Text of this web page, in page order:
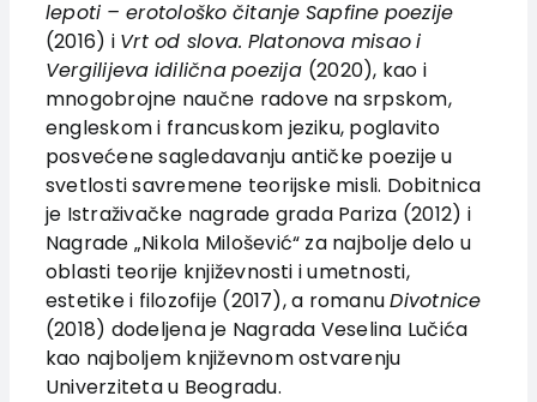
Vesti
EU PROJEKTI
Kontakt
lepoti – erotološko čitanje Sapfine poezije
(2016) i Vrt od slova. Platonova misaoi
Vergilijeva idiličnapoezija (2020), kao i
mnogobrojne naučne radove na srpskom,
engleskom i francuskom jeziku, poglavito
posvećene sagledavanju antičke poezije u
svetlosti savremene teorijske misli. Dobitnica
je Istraživačke nagrade grada Pariza (2012) i
Nagrade „Nikola Milošević“ za najbolje delo u
oblasti teorije književnosti i umetnosti,
estetike i filozofije (2017), a romanuDivotnice
(2018) dodeljena je Nagrada Veselina Lučića
kao najboljem književnom ostvarenju
Univerziteta u Beogradu.